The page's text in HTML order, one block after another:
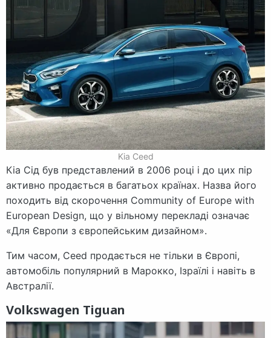
Kia Ceed
Кіа Сід був представлений в 2006 році і до цих пір
активно продається в багатьох країнах. Назва його
походить від скорочення Community of Europe with
European Design, що у вільному перекладі означає
«Для Європи з європейським дизайном».
Тим часом, Ceed продається не тільки в Європі,
автомобіль популярний в Марокко, Ізраїлі і навіть в
Австралії.
Volkswagen Tiguan